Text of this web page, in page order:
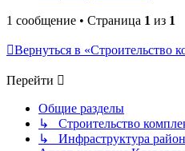
1 сообщение • Страница 1 из 1
Вернуться в «Строительство
Перейти
Общие разделы
↳ Строительство
↳ Инфраструктура